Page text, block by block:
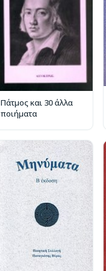
Πάτμος και 30 άλλα
ποιήματα